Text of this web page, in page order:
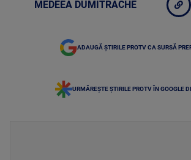
MEDEEA DUMITRACHE
ADAUGĂ ȘTIRILE PROTV CA SURSĂ
URMĂREȘTE ȘTIRILE PROTV ÎN GOOGLE